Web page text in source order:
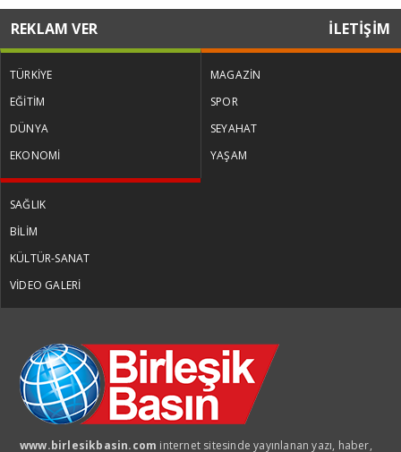
REKLAM VER İLETİŞİM
TÜRKİYE
EĞİTİM
DÜNYA
EKONOMİ
MAGAZİN
SPOR
SEYAHAT
YAŞAM
SAĞLIK
BİLİM
KÜLTÜR-SANAT
VİDEO GALERİ
www.birlesikbasin.com internet sitesinde yayınlanan yazı, haber,